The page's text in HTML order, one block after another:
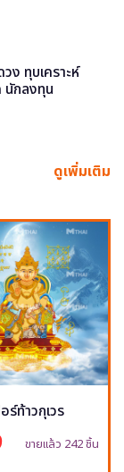
ง ทุบเคราะห์
นักลงทุน
ดูเพิ่มเติม
ร์ท้าวกุเวร
ขายแล้ว 242 ชิ้น